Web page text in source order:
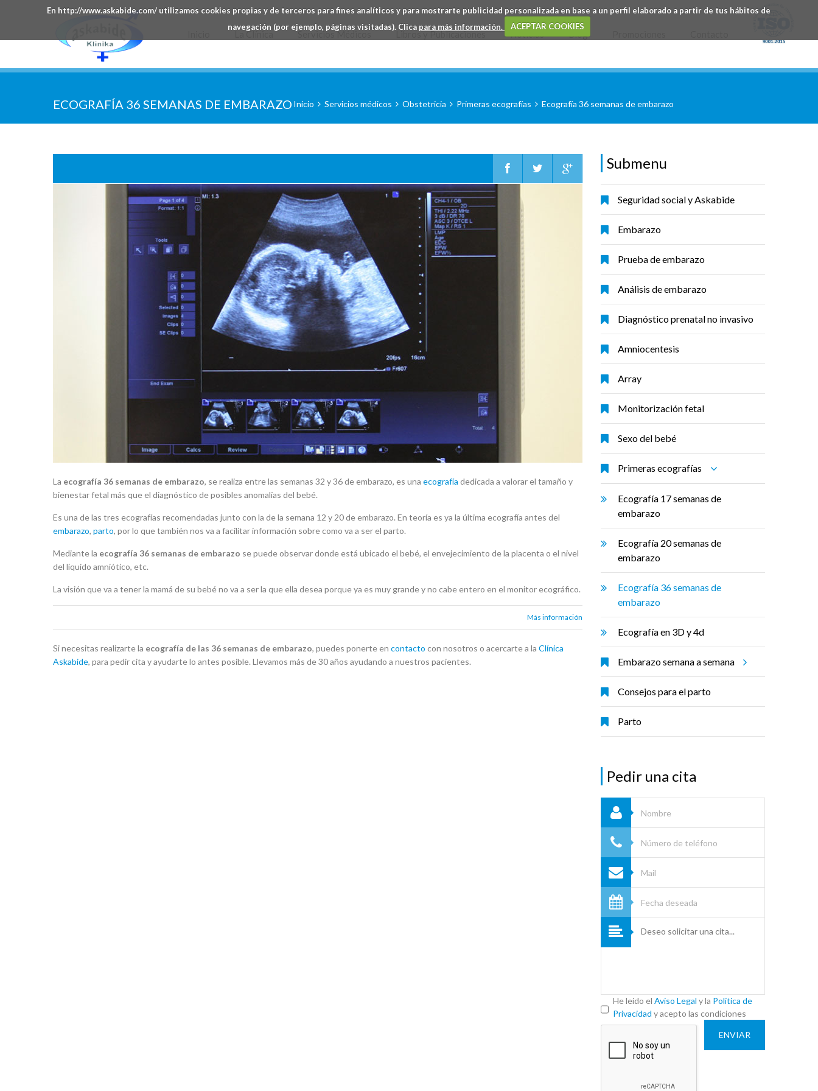
En http://www.askabide.com/ utilizamos cookies propias y de terceros para fines analíticos y para mostrarte publicidad personalizada en base a un perfil elaborado a partir de tus hábitos de
navegación (por ejemplo, páginas visitadas). Clica para más información. ACEPTAR COOKIES
La Clínica Servicios Médicos Libros y Publicaciones Noticias Blog
ECOGRAFÍA 36 SEMANAS DE EMBARAZO Inicio Servicios médicos Obstetricia Primeras ecografías Ecografía 36 semanas de embarazo
La ecografía 36 semanas de embarazo, se realiza entre las semanas 32 y 36 de embarazo, es una ecografía dedicada a valorar el tamaño y
bienestar fetal más que el diagnóstico de posibles anomalías del bebé.
Es una de las tres ecografías recomendadas junto con la de la semana 12 y 20 de embarazo. En teoría es ya la última ecografía antes del
embarazo, parto, por lo que también nos va a facilitar información sobre como va a ser el parto.
Mediante la ecografía 36 semanas de embarazo se puede observar donde está ubicado el bebé, el envejecimiento de la placenta o el nivel
del líquido amniótico, etc.
La visión que va a tener la mamá de su bebé no va a ser la que ella desea porque ya es muy grande y no cabe entero en el monitor ecográfico.
Más información
Si necesitas realizarte la ecografía de las 36 semanas de embarazo, puedes ponerte en contacto con nosotros o acercarte a la Clínica
Askabide, para pedir cita y ayudarte lo antes posible. Llevamos más de 30 años ayudando a nuestros pacientes.
Submenu
Seguridad social y Askabide
Embarazo
Prueba de embarazo
Análisis de embarazo
Diagnóstico prenatal no invasivo
Amniocentesis
Array
Monitorización fetal
Sexo del bebé
Primeras ecografías
Ecografía 17 semanas de
embarazo
Ecografía 20 semanas de
embarazo
Ecografía 36 semanas de
embarazo
Ecografía en 3D y 4d
Embarazo semana a semana
Consejos para el parto
Parto
Pedir una cita
He leido el Aviso Legal y la Política de
Privacidad y acepto las condiciones
ENVIAR